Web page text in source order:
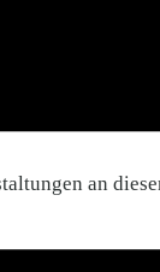
an